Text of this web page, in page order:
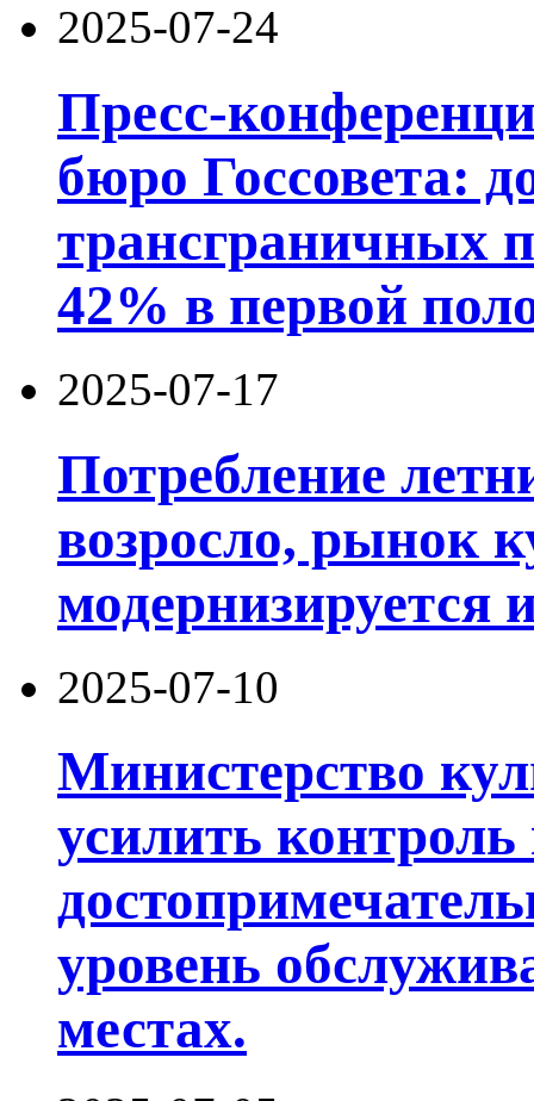
2025-07-24
Пресс-
бюро Госсовета:
трансграничных
42% в первой
2025-07-17
Потребление
возросло, рынок
модернизируется
2025-07-10
Министерство
усилить контроль
уровень
местах.